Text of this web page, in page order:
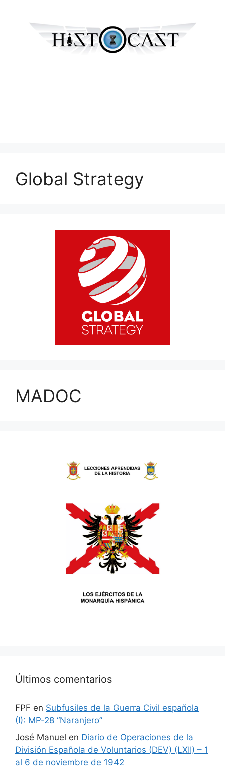
Global Strategy
MADOC
Últimos comentarios
FPF en Subfusiles de la Guerra Civil española
(I): MP-28 “Naranjero”
José Manuel en Diario de Operaciones de la
División Española de Voluntarios (DEV) (LXII) – 1
al 6 de noviembre de 1942